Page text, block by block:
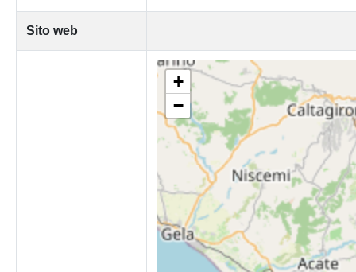
Sito web
+
−